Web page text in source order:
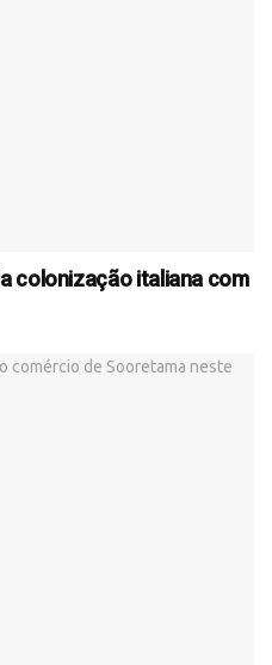
colonização italiana com